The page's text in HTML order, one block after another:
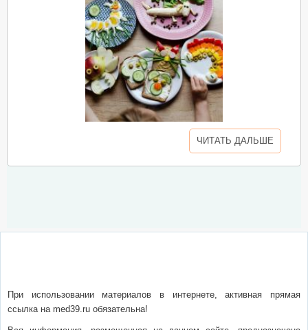
ЧИТАТЬ ДАЛЬШЕ
При использовании материалов в интернете, активная прямая
ссылка на med39.ru обязательна!